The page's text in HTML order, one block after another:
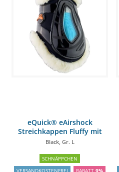
eQuick® eAirshock
Streichkappen Fluffy mit
Kunstfell
Black, Gr. L
SCHNÄPPCHEN
VERSANDKOSTENFREI
RABATT 9%